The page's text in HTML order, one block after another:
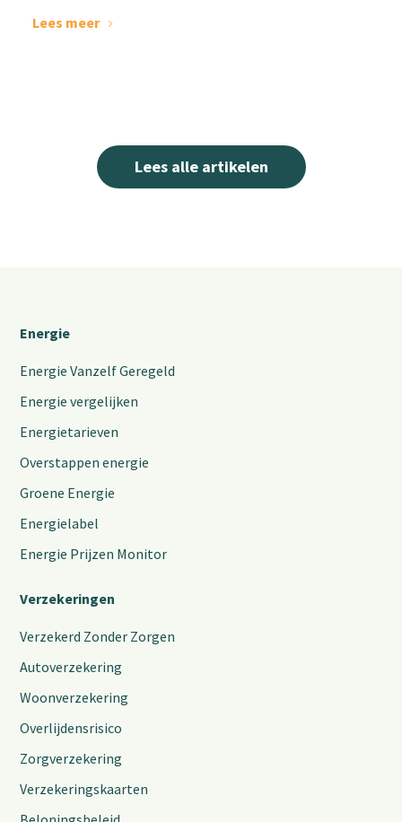
Lees meer
Lees alle artikelen
Energie
Energie Vanzelf Geregeld
Energie vergelijken
Energietarieven
Overstappen energie
Groene Energie
Energielabel
Energie Prijzen Monitor
Verzekeringen
Verzekerd Zonder Zorgen
Autoverzekering
Woonverzekering
Overlijdensrisico
Zorgverzekering
Verzekeringskaarten